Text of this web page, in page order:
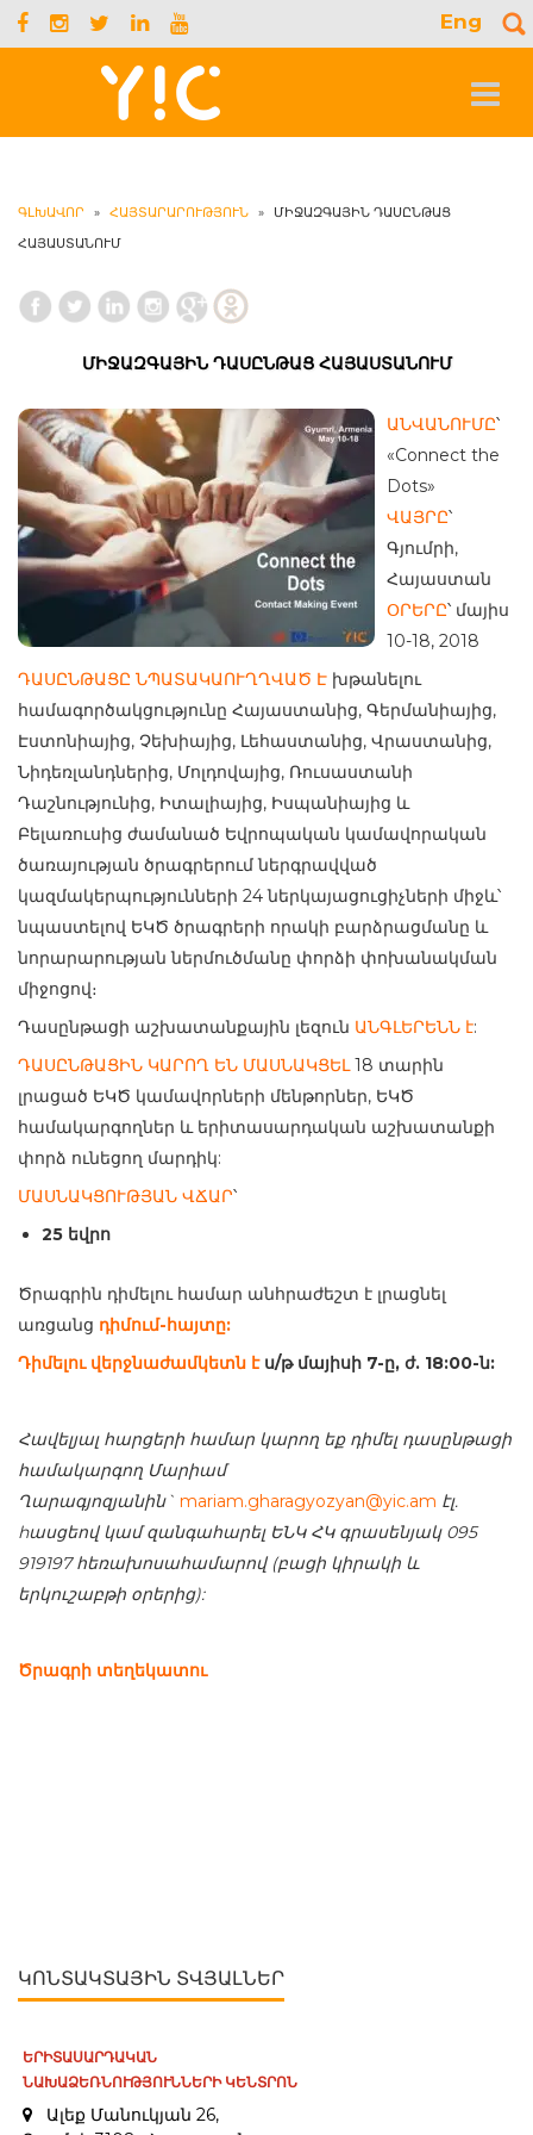
Eng
Toggle
ԳԼԽԱՎՈՐ » ՀԱՅՏԱՐԱՐՈՒԹՅՈՒՆ »
ՄԻՋԱԶԳԱՅԻՆ ԴԱՍԸՆԹԱՑ
ՀԱՅԱՍՏԱՆՈՒՄ
ՄԻՋԱԶԳԱՅԻՆ ԴԱՍԸՆԹԱՑ ՀԱՅԱՍՏԱՆՈՒՄ
ԱՆՎԱՆՈՒՄԸ՝
«Connect the
Dots»
ՎԱՅՐԸ՝
Գյումրի,
Հայաստան
ՕՐԵՐԸ՝ մայիս
10-18, 2018
ԴԱՍԸՆԹԱՑԸ ՆՊԱՏԱԿԱՈՒՂՂՎԱԾ Է խթանելու
համագործակցությունը Հայաստանից, Գերմանիայից,
Էստոնիայից, Չեխիայից, Լեհաստանից, Վրաստանից,
Նիդեռլանդներից, Մոլդովայից, Ռուսաստանի
Դաշնությունից, Իտալիայից, Իսպանիայից և
Բելառուսից ժամանած Եվրոպական կամավորական
ծառայության ծրագրերում ներգրավված
կազմակերպությունների 24 ներկայացուցիչների միջև՝
նպաստելով ԵԿԾ ծրագրերի որակի բարձրացմանը և
նորարարության ներմուծմանը փորձի փոխանակման
միջոցով։
Դասընթացի աշխատանքային լեզուն ԱՆԳԼԵՐԵՆՆ է:
ԴԱՍԸՆԹԱՑԻՆ ԿԱՐՈՂ ԵՆ ՄԱՍՆԱԿՑԵԼ18 տարին
լրացած ԵԿԾ կամավորների մենթորներ, ԵԿԾ
համակարգողներ և երիտասարդական աշխատանքի
փորձ ունեցող մարդիկ:
ՄԱՍՆԱԿՑՈՒԹՅԱՆ ՎՃԱՐ՝
25 եվրո
Ծրագրին դիմելու համար անհրաժեշտ է լրացնել
առցանց դիմում-հայտը:
Դիմելու վերջնաժամկետն է ս/թ մայիսի 7-ը, ժ. 18:00-ն:
Հավելյալ հարցերի համար կարող եք դիմել դասընթացի
համակարգող Մարիամ
Ղարագյոզյանին` mariam.gharagyozyan@yic.am էլ.
hասցեով կամ զանգահարել ԵՆԿ ՀԿ գրասենյակ 095
919197 հեռախոսահամարով (բացի կիրակի և
երկուշաբթի օրերից):
Ծրագրի տեղեկատու
ԿՈՆՏԱԿՏԱՅԻՆ ՏՎՅԱԼՆԵՐ
ԵՐԻՏԱՍԱՐԴԱԿԱՆ
ՆԱԽԱՁԵՌՆՈՒԹՅՈՒՆՆԵՐԻ ԿԵՆՏՐՈՆ
Ալեք Մանուկյան 26,